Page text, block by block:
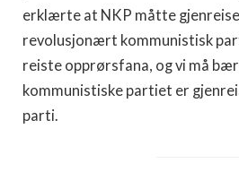
erklærte at NKP måtte
revolusjonært kommunistisk
reiste opprørsfana, og vi må
kommunistiske partiet er
parti.